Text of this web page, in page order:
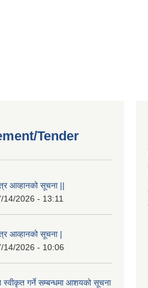
Tender
आव्हानको सूचना ||
14/2026 - 13:11
आव्हानको सूचना |
14/2026 - 10:06
स्वीकृत गर्ने सम्बन्धमा आशयको सूचना